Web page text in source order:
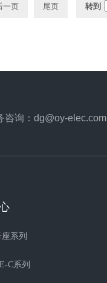
一页 尾页 转到
询： dg@oy-elec.com
系列
C系列